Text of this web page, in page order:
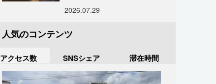
2026.07.29
人気のコンテンツ
アクセス数 SNSシェア 滞在時間